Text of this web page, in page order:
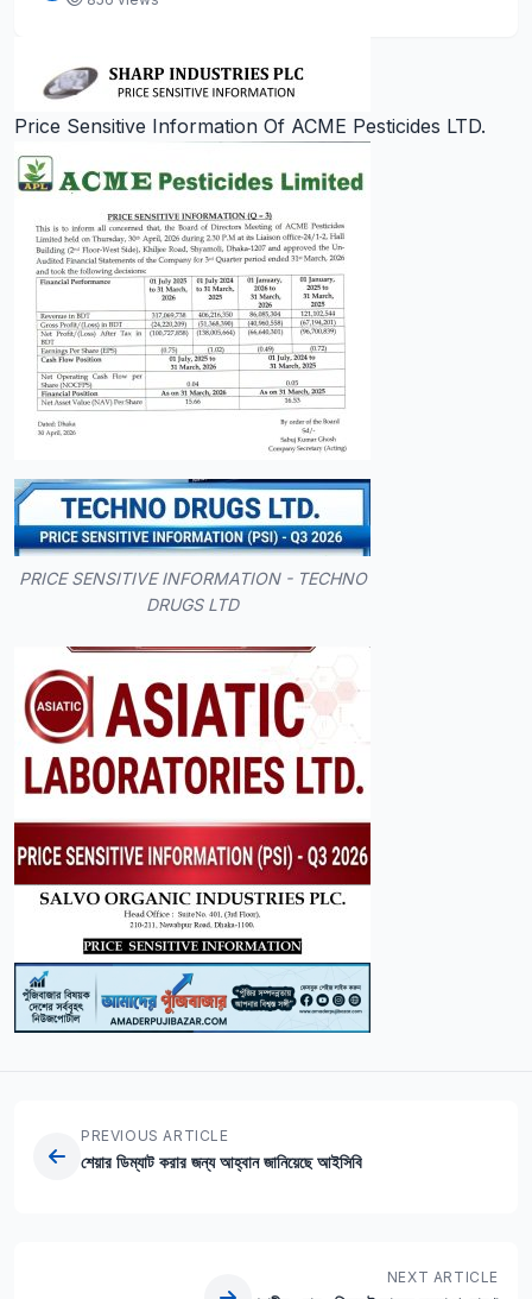
Price Sensitive Information Of ACME Pesticides LTD.
PRICE SENSITIVE INFORMATION - TECHNO
DRUGS LTD
PREVIOUS ARTICLE
শেয়ার ডিম্যাট করার জন্য আহ্বান জানিয়েছে আইসিবি
NEXT ARTICLE